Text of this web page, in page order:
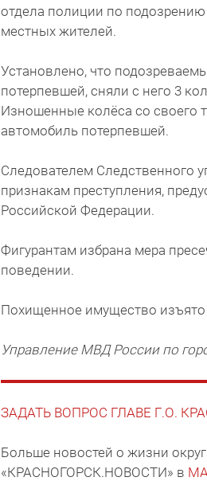
отдела полиции по
местных жителей.
Установлено, что
потерпевшей, сняли с него 3
Изношенные колёса со своего
автомобиль потерпевшей.
Следователем Следственного
признакам преступления,
Российской Федерации.
Фигурантам избрана мера
поведении.
Похищенное имущество
Управление МВД России по
ЗАДАТЬ ВОПРОС ГЛАВЕ Г.О.
Больше новостей о жизни
«КРАСНОГОРСК.НОВОСТИ» в